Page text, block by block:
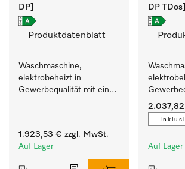
DP]
Produktdatenblatt
Waschmaschine,
elektrobeheizt in
Gewerbequalität mit einer
1.923,53 € zzgl. MwSt.
Auf Lager
DP TDos]
Laufzeit
Auf Lager